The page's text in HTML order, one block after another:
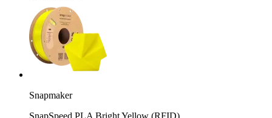
Snapmaker
SnapSpeed PLA Bright Yellow (RFID)